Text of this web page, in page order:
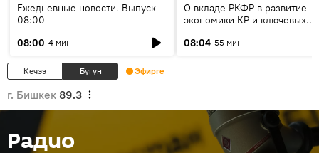
Ежедневные новости. Выпуск
08:00
08:00 4 мин
О вкладе РКФР в развитие
экономики КР и ключевых
08:04 55 мин
Кечээ Бүгүн Эфирге
г. Бишкек 89.3
Радио